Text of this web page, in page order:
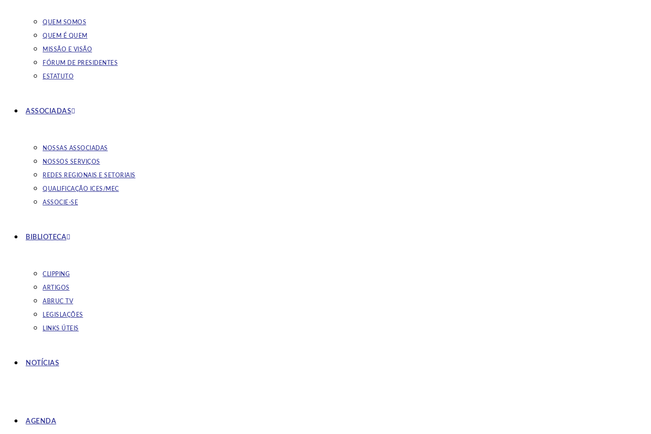
QUEM SOMOS
QUEM É QUEM
MISSÃO E VISÃO
FÓRUM DE PRESIDENTES
ESTATUTO
ASSOCIADAS
NOSSAS ASSOCIADAS
NOSSOS SERVIÇOS
REDES REGIONAIS E SETORIAIS
QUALIFICAÇÃO ICES/MEC
ASSOCIE-SE
BIBLIOTECA
CLIPPING
ARTIGOS
ABRUC TV
LEGISLAÇÕES
LINKS ÚTEIS
NOTÍCIAS
AGENDA